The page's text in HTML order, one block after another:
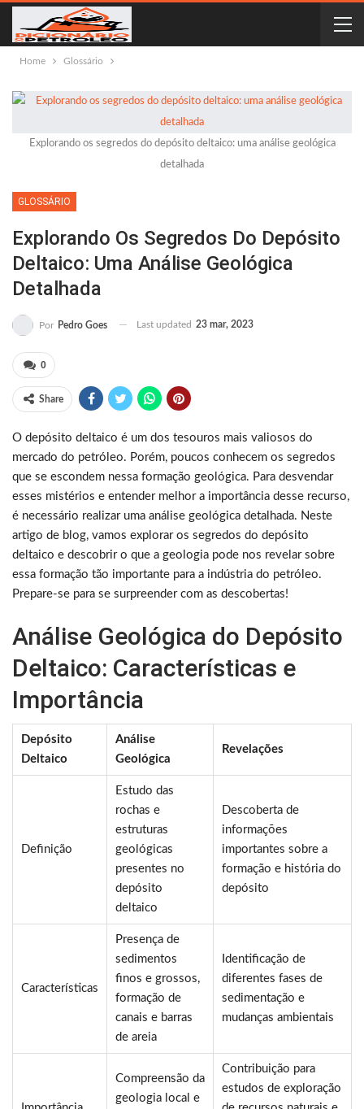
Home Glossário
Explorando os segredos do depósito deltaico: uma análise geológica
detalhada
GLOSSÁRIO
Explorando Os Segredos Do Depósito
Deltaico: Uma Análise Geológica
Detalhada
Por Pedro Goes Last updated 23 mar, 2023
0
Share
O depósito deltaico é um dos tesouros mais valiosos do
mercado do petróleo. Porém, poucos conhecem os segredos
que se escondem nessa formação geológica. Para desvendar
esses mistérios e entender melhor a importância desse recurso,
é necessário realizar uma análise geológica detalhada. Neste
artigo de blog, vamos explorar os segredos do depósito
deltaico e descobrir o que a geologia pode nos revelar sobre
essa formação tão importante para a indústria do petróleo.
Prepare-se para se surpreender com as descobertas!
Análise Geológica do Depósito
Deltaico: Características e
Importância
Depósito
Deltaico
Análise
Geológica
Revelações
Definição
Estudo das
rochas e
estruturas
geológicas
presentes no
depósito
deltaico
Descoberta de
informações
importantes sobre a
formação e história do
depósito
Características
Presença de
sedimentos
finos e grossos,
formação de
canais e barras
de areia
Identificação de
diferentes fases de
sedimentação e
mudanças ambientais
Compreensão da
geologia local e
Contribuição para
estudos de exploração